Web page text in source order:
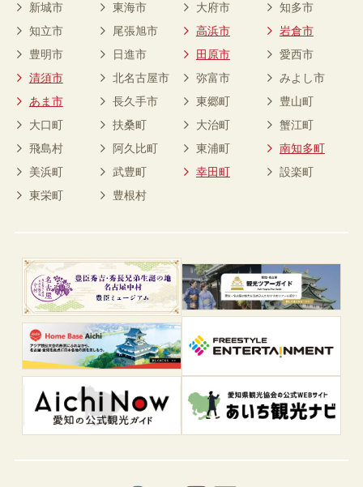
新城市
東海市 大府市
知多市
知立市
尾張旭市 高浜市
岩倉市
豊明市
日進市 田原市
愛西市
清須市
北名古屋市 弥富市
みよし市
あま市
長久手市 東郷町
豊山町
大口町
扶桑町 大治町
蟹江町
飛島村
阿久比町 東浦町
南知多町
美浜町
武豊町 幸田町
設楽町
東栄町
豊根村